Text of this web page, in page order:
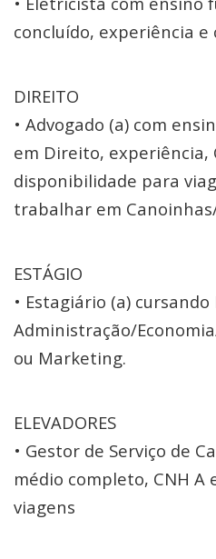
concluído, experiência e
DIREITO
• Advogado (a) com
em Direito, experiência,
disponibilidade para
trabalhar em
ESTÁGIO
• Estagiário (a)
Administração/
ou Marketing.
ELEVADORES
• Gestor de Serviço de
médio completo, CNH
viagens